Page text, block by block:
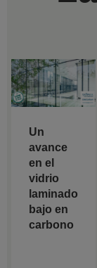
Un
avance
en el
vidrio
laminado
bajo en
carbono